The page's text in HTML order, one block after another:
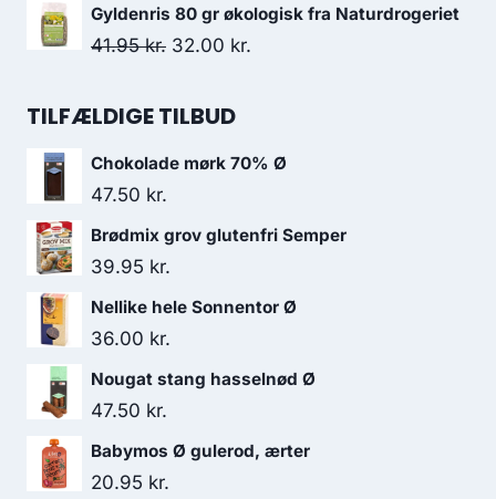
138.00 kr..
oprindelige
pris
129.95 kr..
aktuelle
Gyldenris 80 gr økologisk fra Naturdrogeriet
41.95kr. Den
pris
41.95 kr..
32.00 kr.
32.00 kr..
TILFÆLDIGE TILBUD
Chokolade mørk 70% Ø
47.50 kr.
Brødmix grov glutenfri Semper
39.95 kr.
Nellike hele Sonnentor Ø
36.00 kr.
Nougat stang hasselnød Ø
47.50 kr.
Babymos Ø gulerod, ærter
20.95 kr.